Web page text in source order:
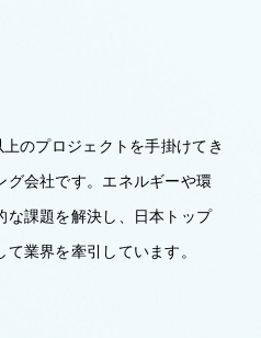
のプロジェクトを手掛けてき
グ会社です。エネルギーや環
課題を解決し、日本トップ
業界を牽引しています。